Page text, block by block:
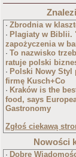
· Zbrodnia w
· Plagiaty w Biblii.
zapożyczenia w
· To nazwisko
ratuje polski
· Polski Nowy Styl
firmę Kusch+Co
· Kraków is the
food, says
Gastronomy
Zgłoś ciekawą
Nowości
· Dobre